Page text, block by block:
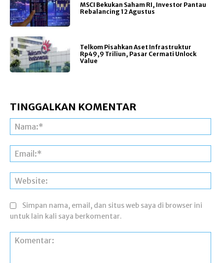
MSCI Bekukan Saham RI, Investor Pantau
Rebalancing 12 Agustus
Telkom Pisahkan Aset Infrastruktur
Rp49,9 Triliun, Pasar Cermati Unlock
Value
TINGGALKAN KOMENTAR
Simpan nama, email, dan situs web saya di browser ini
untuk lain kali saya berkomentar.